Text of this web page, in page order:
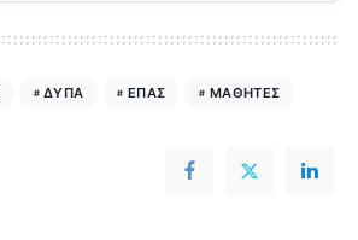
ΔΥΠΑ ΕΠΑΣ ΜΑΘΗΤΕΣ